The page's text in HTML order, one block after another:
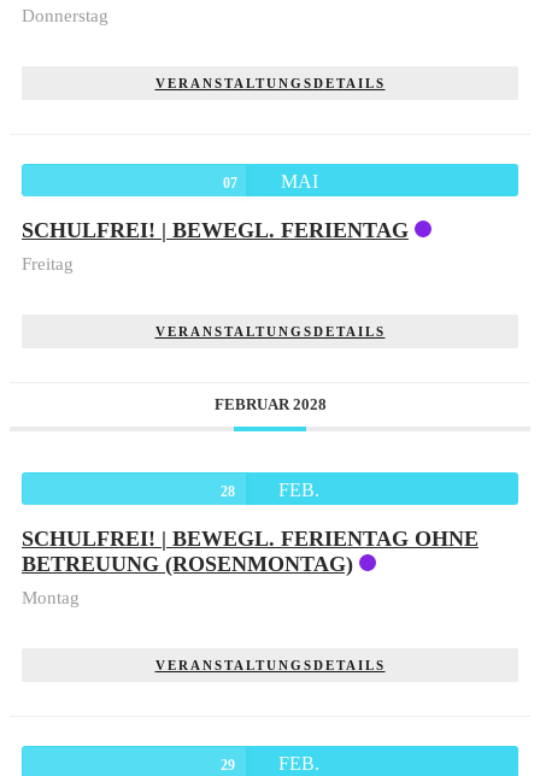
Donnerstag
VERANSTALTUNGSDETAILS
07 MAI
SCHULFREI! | BEWEGL. FERIENTAG
Freitag
VERANSTALTUNGSDETAILS
FEBRUAR 2028
28 FEB.
SCHULFREI! | BEWEGL. FERIENTAG OHNE
BETREUUNG (ROSENMONTAG)
Montag
VERANSTALTUNGSDETAILS
29 FEB.